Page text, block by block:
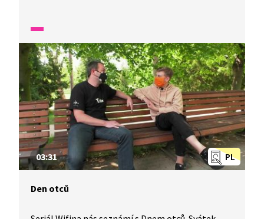
na podporu ochrany životního prostředí.
PL
03:31
Den otců